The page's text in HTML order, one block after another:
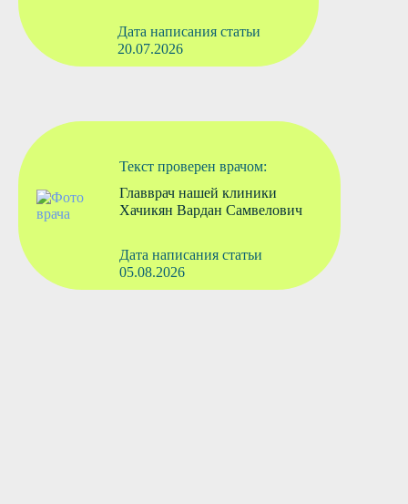
Дата написания статьи
20.07.2026
Текст проверен врачом:
Главврач нашей клиники
Хачикян Вардан Самвелович
Дата написания статьи
05.08.2026